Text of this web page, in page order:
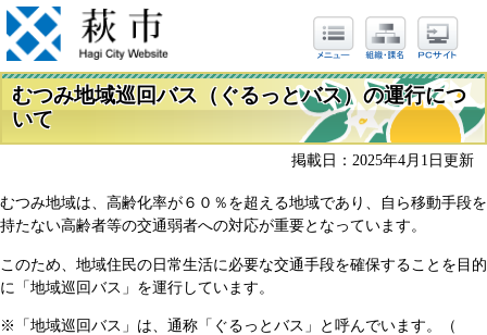
むつみ地域巡回バス（ぐるっとバス）の運行につ
いて
掲載日：2025年4月1日更新
むつみ地域は、高齢化率が６０％を超える地域であり、自ら移動手段を
持たない高齢者等の交通弱者への対応が重要となっています。
このため、地域住民の日常生活に必要な交通手段を確保することを目的
に「地域巡回バス」を運行しています。
※「地域巡回バス」は、通称「ぐるっとバス」と呼んでいます。（